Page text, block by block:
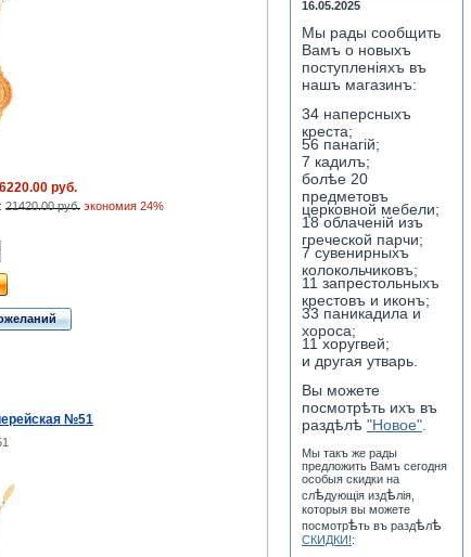
руб.
21420.00 руб. экономия 24%
№51
16.05.2025
Мы рады сообщить
Вамъ о новыхъ
поступленiяхъ въ
нашъ магазинъ:
34 наперсныхъ
креста;
56 панагiй;
7 кадилъ;
болѣе 20
предметовъ
церковной мебели;
18 облаченiй изъ
греческой парчи;
7 сувенирныхъ
колокольчиковъ;
11 запрестольныхъ
крестовъ и иконъ;
33 паникадила и
хороса;
11 хоругвей;
и другая утварь.
Вы можете
посмотрѣть ихъ въ
раздѣлѣ "Новое".
Мы такъ же рады
предложить Вамъ сегодня
особыя скидки на
слѣдующiя издѣлiя,
которыя вы можете
посмотрѣть въ раздѣлѣ
СКИДКИ!: